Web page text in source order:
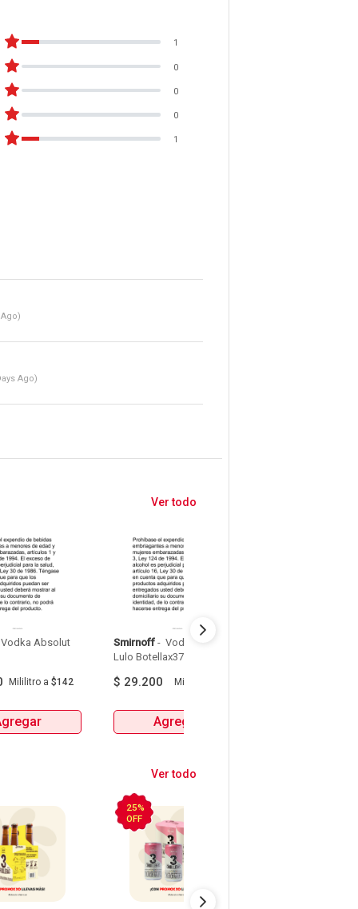
1
0
0
0
1
Ago)
Ver todo
Vodka Absolut
Mililitro a$142
Smirnoff - Vodka Smirnoff
$ 29.200 Mililitro
Agregar
Ver todo
25%
OFF